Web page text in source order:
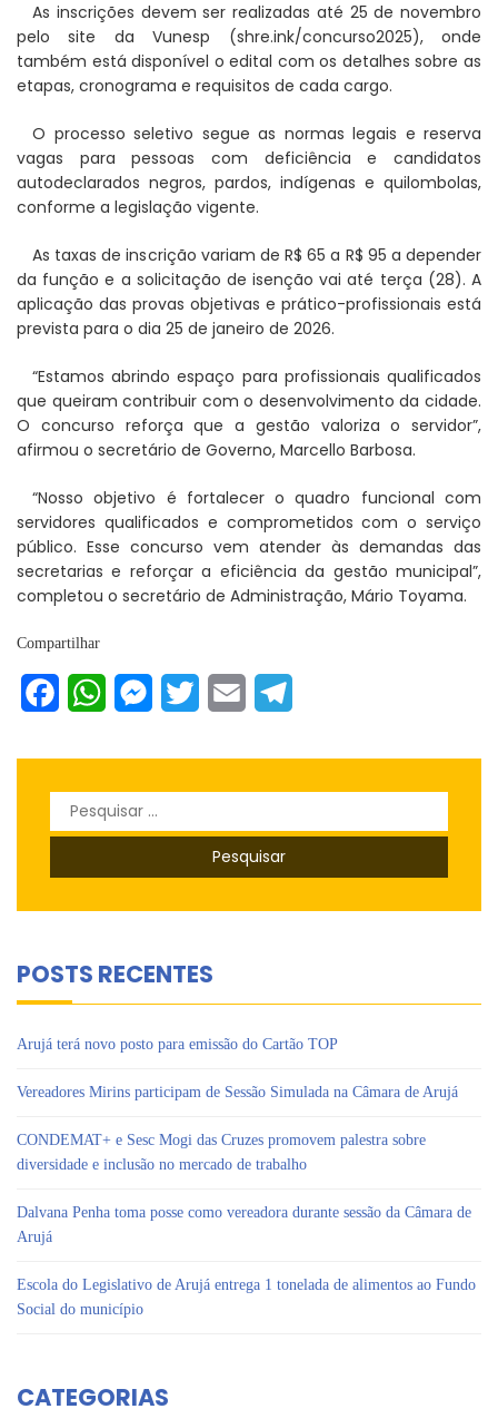
As inscrições devem ser realizadas até 25 de novembro
pelo site da Vunesp (shre.ink/concurso2025), onde
também está disponível o edital com os detalhes sobre as
etapas, cronograma e requisitos de cada cargo.
O processo seletivo segue as normas legais e reserva
vagas para pessoas com deficiência e candidatos
autodeclarados negros, pardos, indígenas e quilombolas,
conforme a legislação vigente.
As taxas de inscrição variam de R$ 65 a R$ 95 a depender
da função e a solicitação de isenção vai até terça (28). A
aplicação das provas objetivas e prático-profissionais está
prevista para o dia 25 de janeiro de 2026.
“Estamos abrindo espaço para profissionais qualificados
que queiram contribuir com o desenvolvimento da cidade.
O concurso reforça que a gestão valoriza o servidor”,
afirmou o secretário de Governo, Marcello Barbosa.
“Nosso objetivo é fortalecer o quadro funcional com
servidores qualificados e comprometidos com o serviço
público. Esse concurso vem atender às demandas das
secretarias e reforçar a eficiência da gestão municipal”,
completou o secretário de Administração, Mário Toyama.
Compartilhar
FacebookWhatsAppMessenger
Twitter Email
Pesquisar
por:
POSTS RECENTES
Arujá terá novo posto para emissão do Cartão TOP
Vereadores Mirins participam de Sessão Simulada na Câmara de Arujá
CONDEMAT+ e Sesc Mogi das Cruzes promovem palestra sobre
diversidade e inclusão no mercado de trabalho
Dalvana Penha toma posse como vereadora durante sessão da Câmara de
Arujá
Escola do Legislativo de Arujá entrega 1 tonelada de alimentos ao Fundo
Social do município
CATEGORIAS